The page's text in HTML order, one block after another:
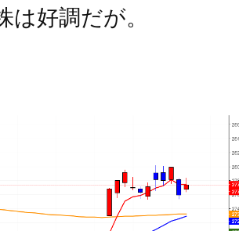
好調だが。